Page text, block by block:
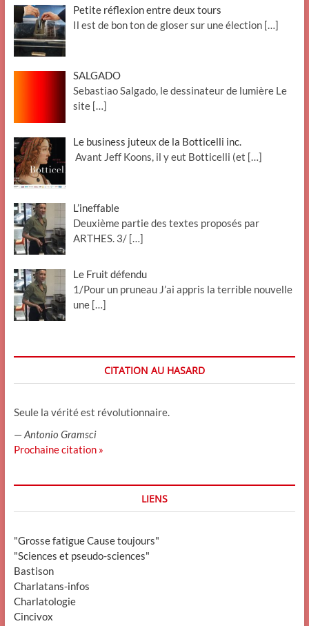
Petite réflexion entre deux tours
Il est de bon ton de gloser sur une élection […]
SALGADO
Sebastiao Salgado, le dessinateur de lumière Le
site […]
Le business juteux de la Botticelli inc.
Avant Jeff Koons, il y eut Botticelli (et […]
L’ineffable
Deuxième partie des textes proposés par
ARTHES. 3/ […]
Le Fruit défendu
1/Pour un pruneau J’ai appris la terrible nouvelle
une […]
CITATION AU HASARD
Seule la vérité est révolutionnaire.
—Antonio Gramsci
Prochaine citation »
LIENS
"Grosse fatigue Cause toujours"
"Sciences et pseudo-sciences"
Bastison
Charlatans-infos
Charlatologie
Cincivox